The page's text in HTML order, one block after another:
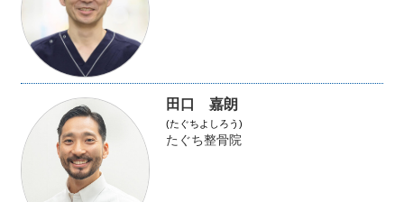
田口 嘉朗
(たぐちよしろう)
たぐち整骨院